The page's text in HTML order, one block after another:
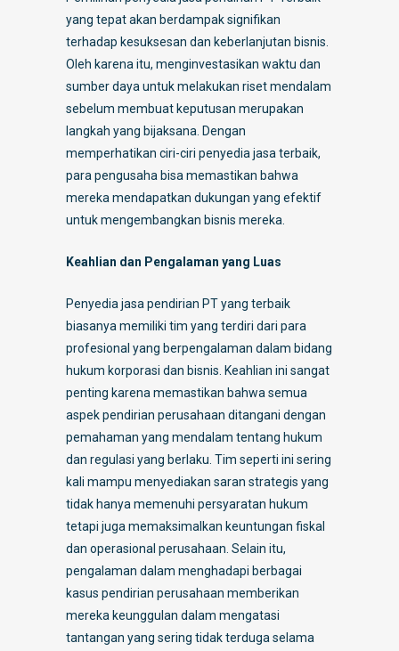
yang tepat akan berdampak signifikan
terhadap kesuksesan dan keberlanjutan bisnis.
Oleh karena itu, menginvestasikan waktu dan
sumber daya untuk melakukan riset mendalam
sebelum membuat keputusan merupakan
langkah yang bijaksana. Dengan
memperhatikan ciri-ciri penyedia jasa terbaik,
para pengusaha bisa memastikan bahwa
mereka mendapatkan dukungan yang efektif
untuk mengembangkan bisnis mereka.
Keahlian dan Pengalaman yang Luas
Penyedia jasa pendirian PT yang terbaik
biasanya memiliki tim yang terdiri dari para
profesional yang berpengalaman dalam bidang
hukum korporasi dan bisnis. Keahlian ini sangat
penting karena memastikan bahwa semua
aspek pendirian perusahaan ditangani dengan
pemahaman yang mendalam tentang hukum
dan regulasi yang berlaku. Tim seperti ini sering
kali mampu menyediakan saran strategis yang
tidak hanya memenuhi persyaratan hukum
tetapi juga memaksimalkan keuntungan fiskal
dan operasional perusahaan. Selain itu,
pengalaman dalam menghadapi berbagai
kasus pendirian perusahaan memberikan
mereka keunggulan dalam mengatasi
tantangan yang sering tidak terduga selama